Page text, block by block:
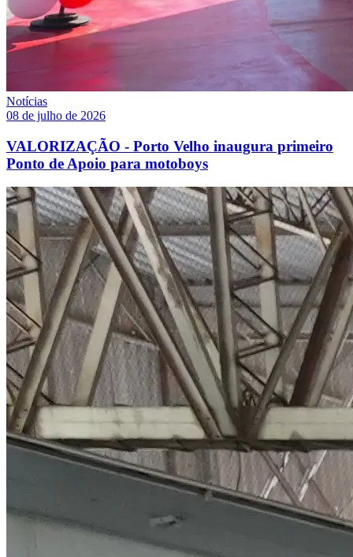
Notícias
08 de julho de 2026
VALORIZAÇÃO - Porto Velho inaugura primeiro
Ponto de Apoio para motoboys